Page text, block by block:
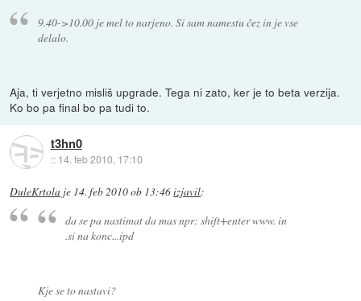
9.40->10.00 je mel to narjeno. Si sam namestu čez in je vse
delalo.
Aja, ti verjetno misliš upgrade. Tega ni zato, ker je to beta verzija.
Ko bo pa final bo pa tudi to.
t3hn0
:: 14. feb 2010, 17:10
DuleKrtola je 14. feb 2010 ob 13:46izjavil:
da se pa nastimat da mas npr: shift+enter www. in
.si na konc...ipd
Kje se to nastavi?